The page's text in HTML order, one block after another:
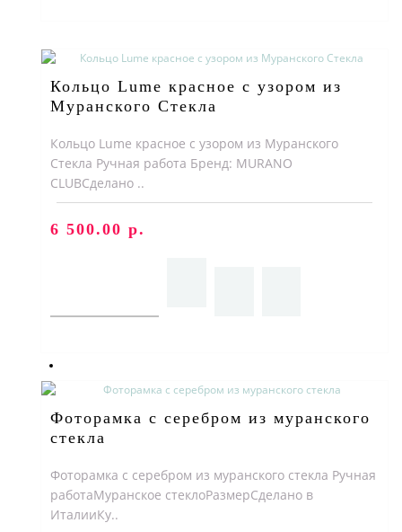
КОНТАКТЫ ИСТОРИЯ СТЕКЛА
БЛОГ
Кольцо Lume красное с узором из
Муранского Стекла
Кольцо Lume красное с узором из Муранского
Стекла Ручная работа Бренд: MURANO
CLUBСделано ..
6 500.00 р.
Фоторамка с серебром из муранского
стекла
Фоторамка с серебром из муранского стекла Ручная
работаМуранское стеклоРазмерСделано в
ИталииКу..